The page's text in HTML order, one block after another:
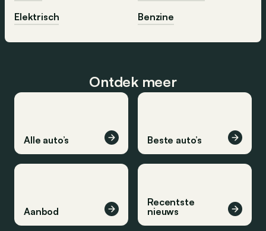
Elektrisch
Benzine
Ontdek meer
Alle auto’s Beste auto’s
Aanbod
Recentste
nieuws